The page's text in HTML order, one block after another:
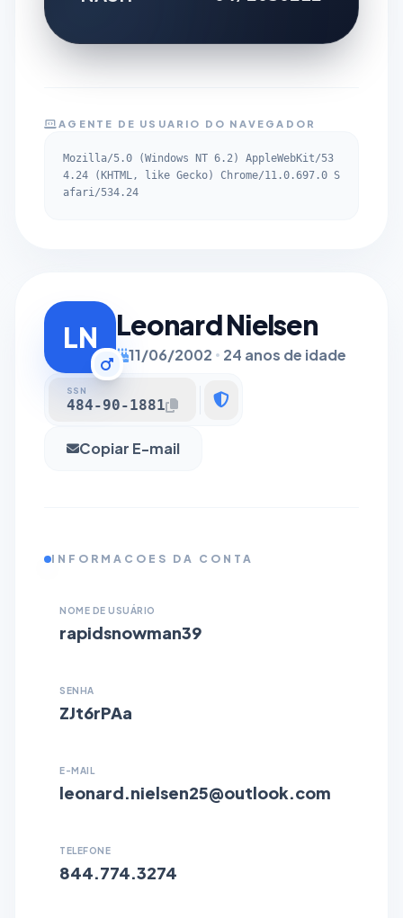
AGENTE DE USUARIO DO NAVEGADOR
Mozilla/5.0 (Windows NT 6.2) AppleWebKit/53
4.24 (KHTML, like Gecko) Chrome/11.0.697.0 S
afari/534.24
LN Leonard Nielsen
11/06/2002 24 anos de idade
SSN
484-90-1881
Copiar E-mail
INFORMACOES DA CONTA
NOME DE USUÁRIO
rapidsnowman39
SENHA
ZJt6rPAa
E-MAIL
leonard.nielsen25@outlook.com
TELEFONE
844.774.3274